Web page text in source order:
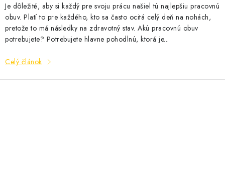
Je dôležité, aby si každý pre svoju prácu našiel tú najlepšiu pracovnú
obuv. Platí to pre každého, kto sa často ocitá celý deň na nohách,
pretože to má následky na zdravotný stav. Akú pracovnú obuv
potrebujete? Potrebujete hlavne pohodlnú, ktorá je...
Celý článok